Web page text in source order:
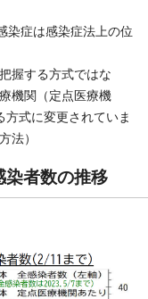
染症は感染症法上の位
握する方式ではな
機関（定点医療機
式に変更されていま
法）
染者数の推移